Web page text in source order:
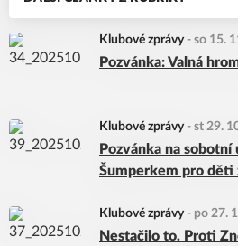
Klubové zprávy - so 15.
Pozvánka: Valná
Klubové zprávy - st 29.
Pozvánka na sobotní
Šumperkem pro děti
Klubové zprávy - po 27.
Nestačilo to. Proti